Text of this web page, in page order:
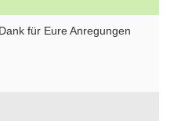
für Eure Anregungen